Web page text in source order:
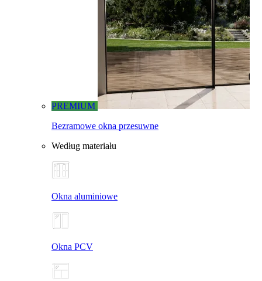
PREMIUM
Bezramowe okna przesuwne
Według materiału
Okna aluminiowe
Okna PCV